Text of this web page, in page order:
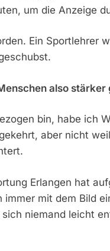
um die Anzeige
Ein Sportlehrer
also stärker
bin, habe ich
aber nicht
Erlangen hat
mit dem Bild
niemand leicht